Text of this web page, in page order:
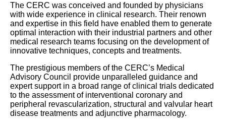
The CERC was conceived and founded by physicians
with wide experience in clinical research. Their renown
and expertise in this field have enabled them to generate
optimal interaction with their industrial partners and other
medical research teams focusing on the development of
innovative techniques, concepts and treatments.
The prestigious members of the CERC’s Medical
Advisory Council provide unparalleled guidance and
expert support in a broad range of clinical trials dedicated
to the assessment of interventional coronary and
peripheral revascularization, structural and valvular heart
disease treatments and adjunctive pharmacology.